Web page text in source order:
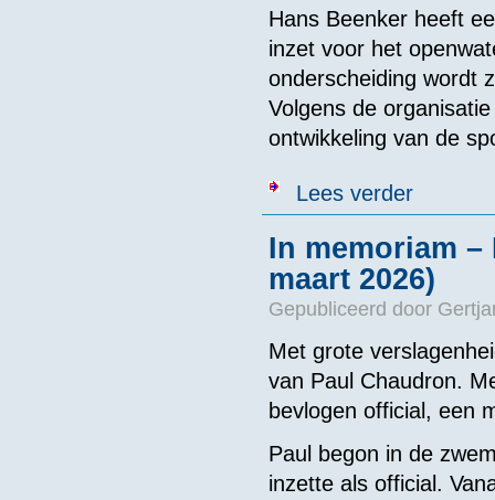
Hans Beenker heeft
inzet voor het
onderscheiding wordt
Volgens de
ontwikkeling van de
Lees verderover Hans
In memoriam –
maart 2026)
Gepubliceerd door
Met grote
van Paul Chaudron.
bevlogen official, een
Paul begon in de
inzette als official.